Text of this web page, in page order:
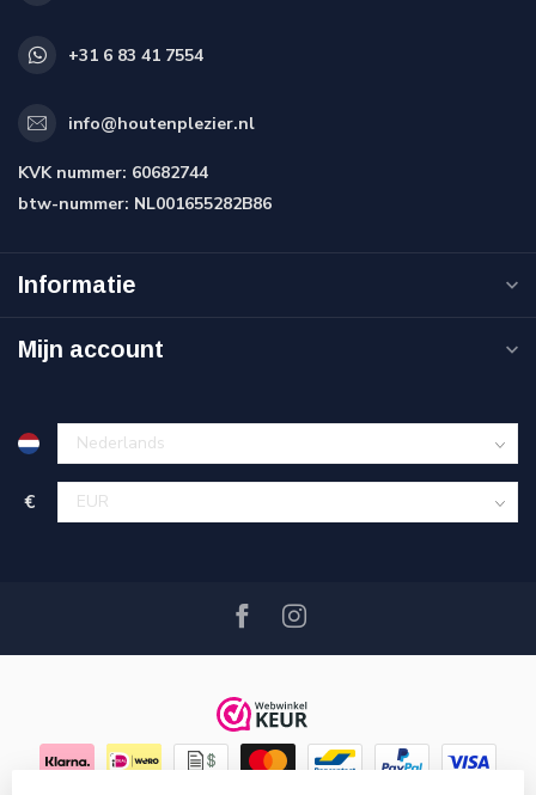
+31 6 83 41 7554
info@houtenplezier.nl
KVK nummer: 60682744
btw-nummer: NL001655282B86
Informatie
Mijn account
€